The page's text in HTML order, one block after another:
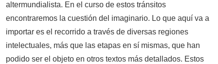
altermundialista. En el curso de estos tránsitos
encontraremos la cuestión del imaginario. Lo que aquí va a
importar es el recorrido a través de diversas regiones
intelectuales, más que las etapas en sí mismas, que han
podido ser el objeto en otros textos más detallados. Estos